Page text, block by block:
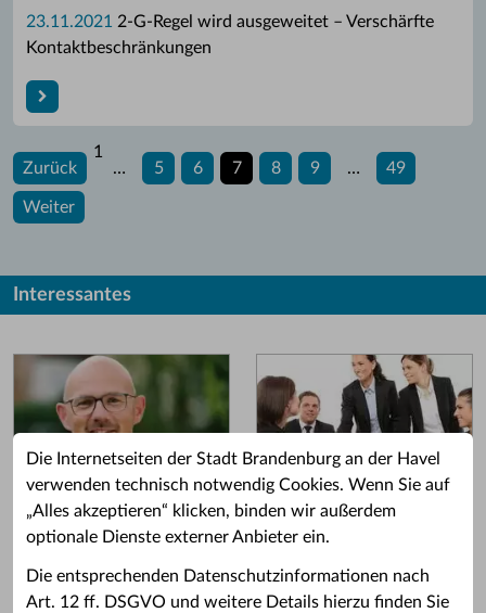
Die Internetseiten der Stadt Brandenburg an der Havel
verwenden technisch notwendig Cookies. Wenn Sie auf
„Alles akzeptieren“ klicken, binden wir außerdem
optionale Dienste externer Anbieter ein.
Die entsprechenden Datenschutzinformationen nach
Art. 12 ff. DSGVO und weitere Details hierzu finden Sie
23.11.2021 2-G-Regel wird ausgeweitet – Verschärfte
Kontaktbeschränkungen
Zurück
1
…
5 6 7 8 9 … 49
Weiter
Interessantes
Grußwort des OB